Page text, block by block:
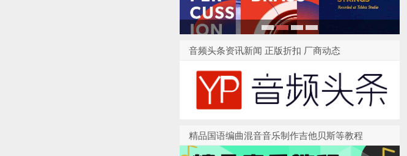
音频头条资讯新闻 正版折扣 厂商动态
精品国语编曲混音音乐制作吉他贝斯等教程